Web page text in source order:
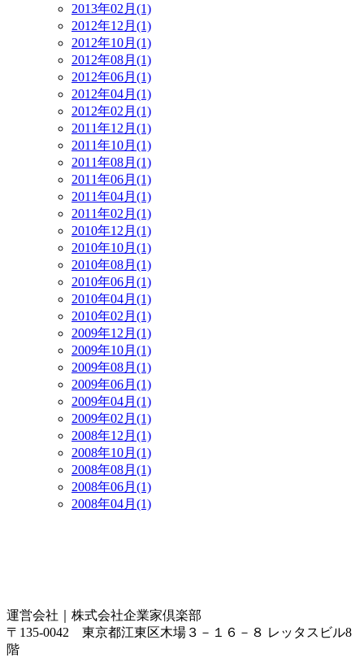
2013年02月(1)
2012年12月(1)
2012年10月(1)
2012年08月(1)
2012年06月(1)
2012年04月(1)
2012年02月(1)
2011年12月(1)
2011年10月(1)
2011年08月(1)
2011年06月(1)
2011年04月(1)
2011年02月(1)
2010年12月(1)
2010年10月(1)
2010年08月(1)
2010年06月(1)
2010年04月(1)
2010年02月(1)
2009年12月(1)
2009年10月(1)
2009年08月(1)
2009年06月(1)
2009年04月(1)
2009年02月(1)
2008年12月(1)
2008年10月(1)
2008年08月(1)
2008年06月(1)
2008年04月(1)
運営会社｜ 株式会社企業家倶楽部
〒135-0042 東京都江東区木場３－１６－８ レッタスビル8
階